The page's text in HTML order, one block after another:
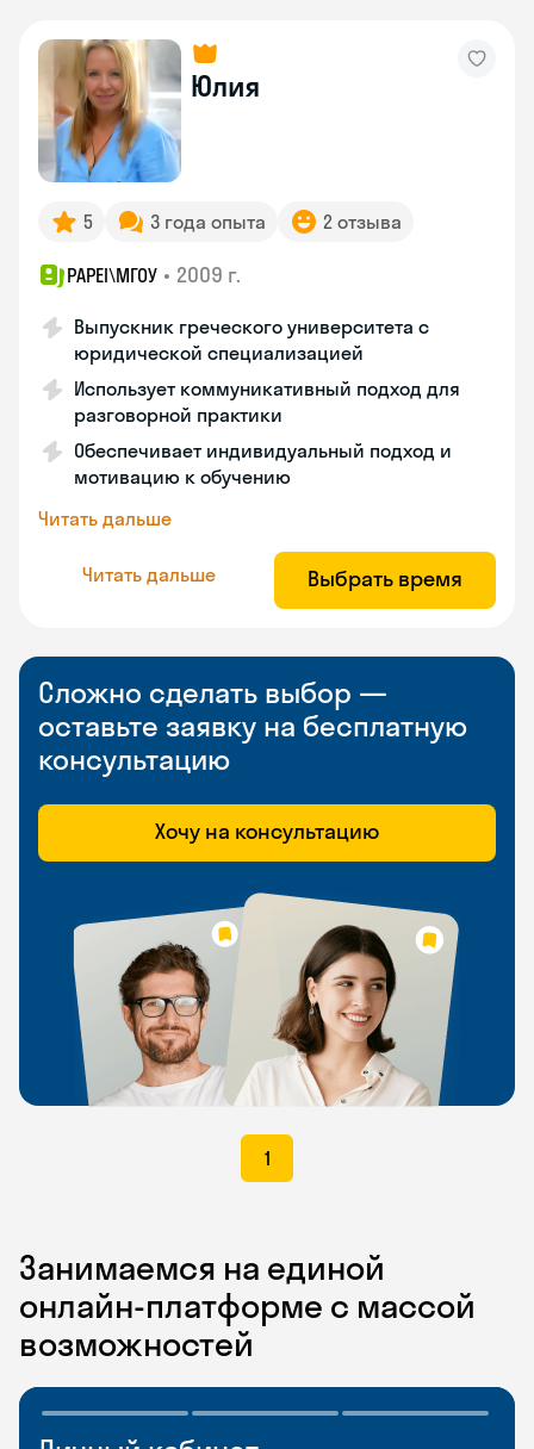
Юлия
5 3 года опыта 2 отзыва
PAPEI\MГОУ • 2009 г.
Выпускник греческого университета с
юридической специализацией
Использует коммуникативный подход для
разговорной практики
Обеспечивает индивидуальный подход и
мотивацию к обучению
Читать дальше
Читать дальше Выбрать время
Сложно сделать выбор —
оставьте заявку на бесплатную
консультацию
Хочу на консультацию
1
Занимаемся на единой
онлайн-платформе с массой
возможностей